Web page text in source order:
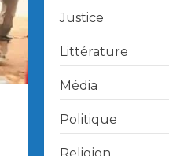
Justice
Littérature
Média
Politique
Religion